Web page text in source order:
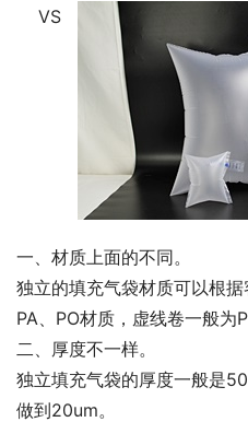
VS
一、材质上面的不同。
独立的填充气袋材质可以根
PA、PO材质，虚线卷一般为
二、厚度不一样。
独立填充气袋的厚度一般是
做到20um。